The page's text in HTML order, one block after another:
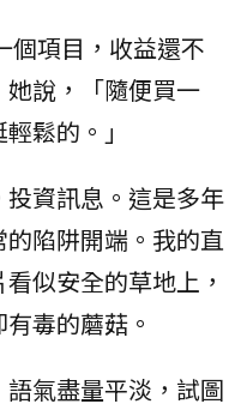
個項目，收益還不
說，「隨便買一
鬆的。」
資訊息。這是多年
陷阱開端。我的直
似安全的草地上，
毒的蘑菇。
語氣盡量平淡，試圖